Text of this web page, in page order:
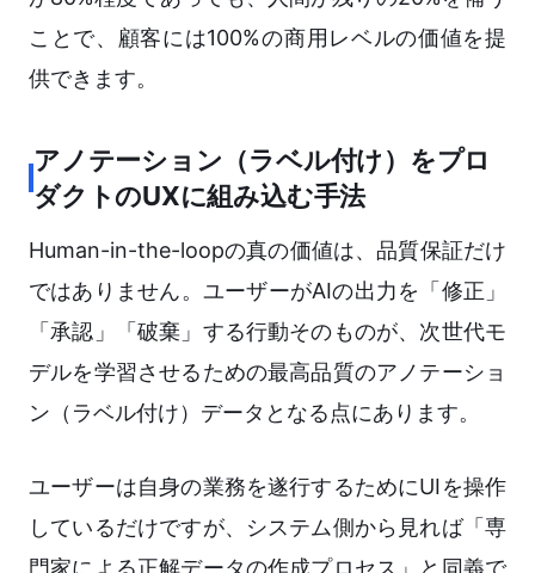
ことで、顧客には100%の商用レベルの価値を提
供できます。
アノテーション（ラベル付け）をプロ
ダクトのUXに組み込む手法
Human-in-the-loopの真の価値は、品質保証だけ
ではありません。ユーザーがAIの出力を「修正」
「承認」「破棄」する行動そのものが、次世代モ
デルを学習させるための最高品質のアノテーショ
ン（ラベル付け）データとなる点にあります。
ユーザーは自身の業務を遂行するためにUIを操作
しているだけですが、システム側から見れば「専
門家による正解データの作成プロセス」と同義で